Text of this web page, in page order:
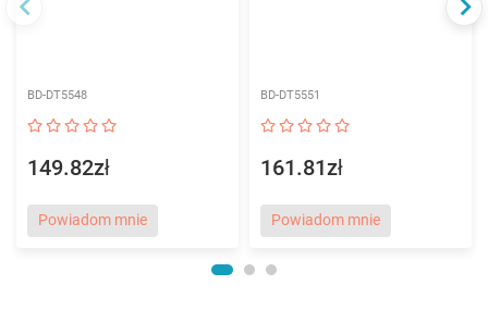
BD-DT5548
149.82zł
Powiadom mnie
BD-DT5551
161.81zł
Powiadom mnie